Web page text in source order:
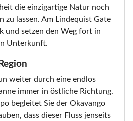
die einzigartige Natur noch
zu lassen. Am Lindequist Gate
und setzen den Weg fort in
Unterkunft.
weiter durch eine endlos
immer in östliche Richtung.
begleitet Sie der Okavango
dass dieser Fluss jenseits